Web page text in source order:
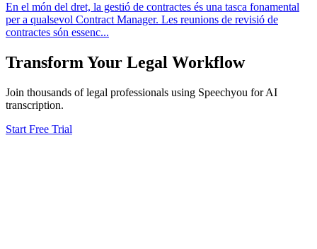
En el món del dret, la gestió de contractes és una tasca fonamental
per a qualsevol Contract Manager. Les reunions de revisió de
contractes són essenc...
Transform Your Legal Workflow
Join thousands oflegal professionals using Speechyou for AI
transcription.
Start Free Trial